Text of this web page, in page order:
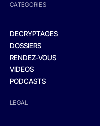
CATEGORIES
DECRYPTAGES
DOSSIERS
RENDEZ-VOUS
VIDEOS
PODCASTS
LEGAL